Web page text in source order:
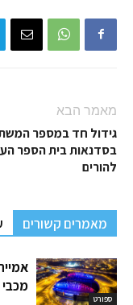
מאמר הבא
גידול חד במספר
בסדנאות בית הספר
להורים
מאמרים קשורים
ספורט
מכבי